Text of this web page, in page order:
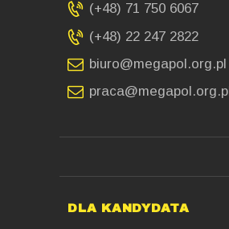
(+48) 71 750 6067
(+48) 22 247 2822
biuro@megapol.org.pl
praca@megapol.org.pl
DLA KANDYDATA